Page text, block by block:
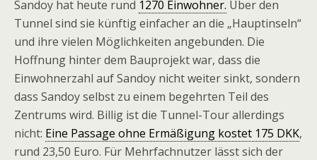
Sandoy hat heute rund 1270 Einwohner. Über den
Tunnel sind sie künftig einfacher an die „Hauptinseln“
und ihre vielen Möglichkeiten angebunden. Die
Hoffnung hinter dem Bauprojekt war, dass die
Einwohnerzahl auf Sandoy nicht weiter sinkt, sondern
dass Sandoy selbst zu einem begehrten Teil des
Zentrums wird. Billig ist die Tunnel-Tour allerdings
nicht: Eine Passage ohne Ermäßigung kostet 175 DKK,
rund 23,50 Euro. Für Mehrfachnutzer lässt sich der